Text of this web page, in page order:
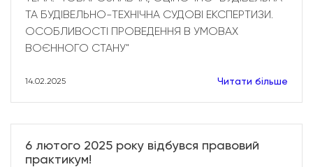
ТА БУДІВЕЛЬНО-ТЕХНІЧНА СУДОВІ ЕКСПЕРТИЗИ.
ОСОБЛИВОСТІ ПРОВЕДЕННЯ В УМОВАХ
ВОЄННОГО СТАНУ"
14.02.2025 Читати більше
6 лютого 2025 року відбувся правовий
практикум!